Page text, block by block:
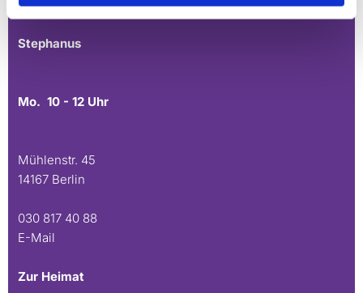
E-Mail
Stephanus
Mo. 10 - 12 Uhr
Mühlenstr. 45
14167 Berlin
030 817 40 88
E-Mail
Zur Heimat